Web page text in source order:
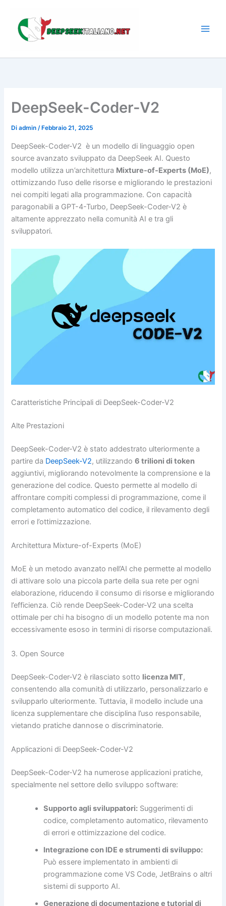
contenuto
DeepSeek-Coder-V2
Diadmin/ Febbraio 21, 2025
DeepSeek-Coder-V2 è un modello di linguaggio open
source avanzato sviluppato da DeepSeek AI. Questo
modello utilizza un’architettura Mixture-of-Experts (MoE),
ottimizzando l’uso delle risorse e migliorando le prestazioni
nei compiti legati alla programmazione. Con capacità
paragonabili a GPT-4-Turbo, DeepSeek-Coder-V2 è
altamente apprezzato nella comunità AI e tra gli
sviluppatori.
Caratteristiche Principali di DeepSeek-Coder-V2
Alte Prestazioni
DeepSeek-Coder-V2 è stato addestrato ulteriormente a
partire da DeepSeek-V2, utilizzando6 trilioni di token
aggiuntivi, migliorando notevolmente la comprensione e la
generazione del codice. Questo permette al modello di
affrontare compiti complessi di programmazione, come il
completamento automatico del codice, il rilevamento degli
errori e l’ottimizzazione.
Architettura Mixture-of-Experts (MoE)
MoE è un metodo avanzato nell’AI che permette al modello
di attivare solo una piccola parte della sua rete per ogni
elaborazione, riducendo il consumo di risorse e migliorando
l’efficienza. Ciò rende DeepSeek-Coder-V2 una scelta
ottimale per chi ha bisogno di un modello potente ma non
eccessivamente esoso in termini di risorse computazionali.
3. Open Source
DeepSeek-Coder-V2 è rilasciato sotto licenza MIT,
consentendo alla comunità di utilizzarlo, personalizzarlo e
svilupparlo ulteriormente. Tuttavia, il modello include una
licenza supplementare che disciplina l’uso responsabile,
vietando pratiche dannose o discriminatorie.
Applicazioni di DeepSeek-Coder-V2
DeepSeek-Coder-V2 ha numerose applicazioni pratiche,
specialmente nel settore dello sviluppo software:
Supporto agli sviluppatori: Suggerimenti di
codice, completamento automatico, rilevamento
di errori e ottimizzazione del codice.
Integrazione con IDE e strumenti di sviluppo:
Può essere implementato in ambienti di
programmazione come VS Code, JetBrains o altri
sistemi di supporto AI.
Generazione di documentazione e tutorial di